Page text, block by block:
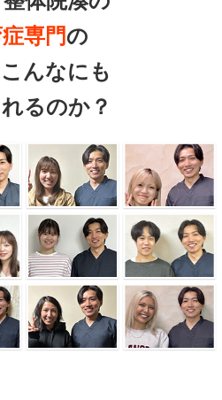
専門の
んなにも
るのか？